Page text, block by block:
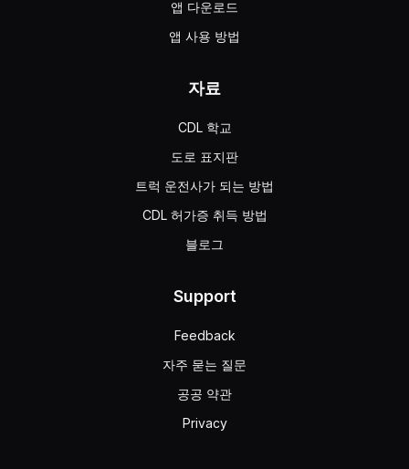
앱 다운로드
앱 사용 방법
자료
CDL 학교
도로 표지판
트럭 운전사가 되는 방법
CDL 허가증 취득 방법
블로그
Support
Feedback
자주 묻는 질문
공공 약관
Privacy